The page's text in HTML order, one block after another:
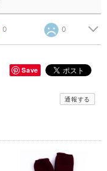
0 0
Save
通報する